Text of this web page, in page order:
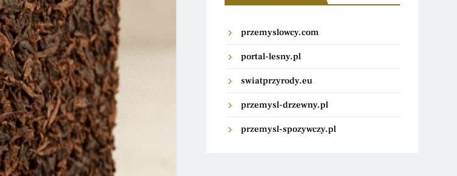
przemyslowcy.com
portal-lesny.pl
swiatprzyrody.eu
przemysl-drzewny.pl
przemysl-spozywczy.pl